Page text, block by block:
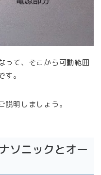
って、そこから可動範囲
。
明しましょう。
ソニックとオー